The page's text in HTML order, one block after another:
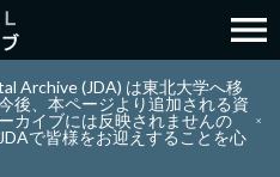
検索
クション
menu
Archive (JDA) は東北大学へ移
後、本ページより追加される資
カイブには反映されませんの
で皆様をお迎えすることを心